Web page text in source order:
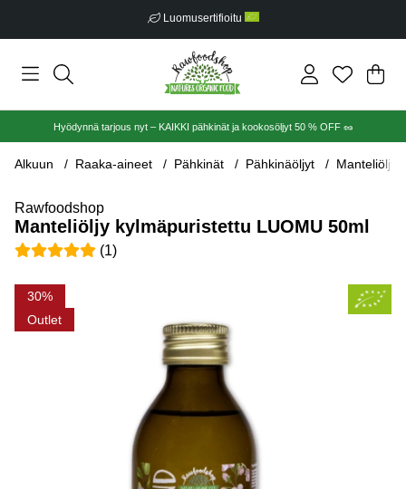
Luomusertifioitu
.
Hyödynnä tarjous nyt – KAIKKI pähkinät ja kookosöljyt 50 % OFF 🥜
Alkuun Raaka-aineet Pähkinät Pähkinäöljyt Manteliöljy
Rawfoodshop
Manteliöljy kylmäpuristettu LUOMU 50ml
Keskiarvoluokitus 5 / 5 Arvioiden määrä 1
(1)
30
Outlet
Tuotekuvat Manteliöljy kylmäpuristettu LUOMU 50ml